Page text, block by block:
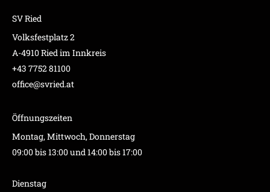
SV Ried
Volksfestplatz 2
A-4910 Ried im Innkreis
+43 7752 81100
office@svried.at
Öffnungszeiten
Montag, Mittwoch, Donnerstag
09:00 bis 13:00 und 14:00 bis 17:00
Dienstag